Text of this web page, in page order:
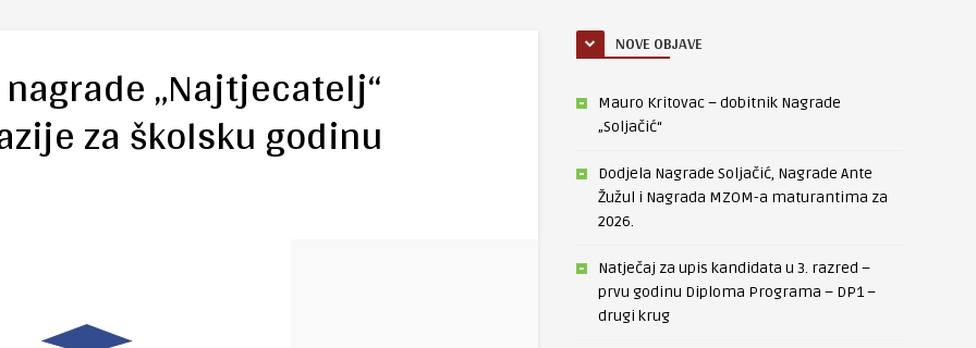
„Najtjecatelj“
za školsku godinu
NOVE OBJAVE
Mauro Kritovac – dobitnik Nagrade
„Soljačić“
Dodjela Nagrade Soljačić, Nagrade Ante
Žužul i Nagrada MZOM-a maturantima za
2026.
Natječaj za upis kandidata u 3. razred –
prvu godinu Diploma Programa – DP1 –
drugi krug